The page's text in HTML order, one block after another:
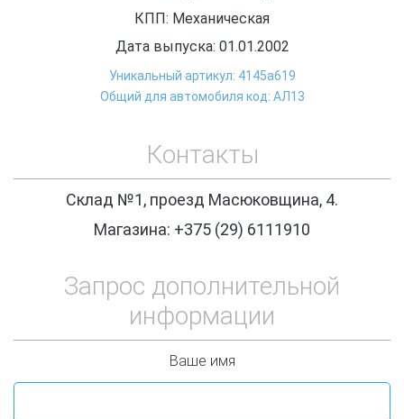
КПП: Механическая
Дата выпуска: 01.01.2002
Уникальный артикул: 4145a619
Общий для автомобиля код: АЛ13
Контакты
Склад №1, проезд Масюковщина, 4.
Магазина: +375 (29) 6111910
Запрос дополнительной
информации
Ваше имя